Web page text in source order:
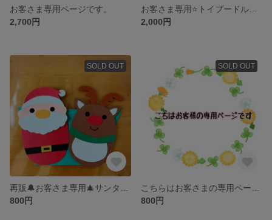
お客さま専用ページです。
2,700円
2,000円
SOLD OUT
800円
SOLD OUT
800円